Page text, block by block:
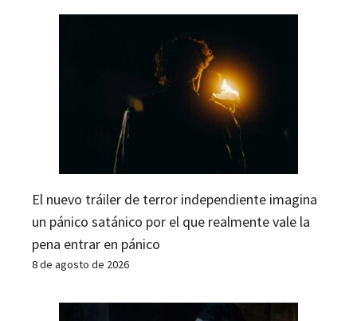
El nuevo tráiler de terror independiente imagina
un pánico satánico por el que realmente vale la
pena entrar en pánico
8 de agosto de 2026